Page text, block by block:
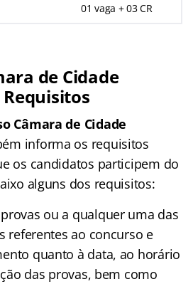
01 vaga + 03 CR
de Cidade
Câmara de Cidade
informa os requisitos
os candidatos participem do
alguns dos requisitos:
ou a qualquer uma das
referentes ao concurso e
quanto à data, ao horário
das provas, bem como